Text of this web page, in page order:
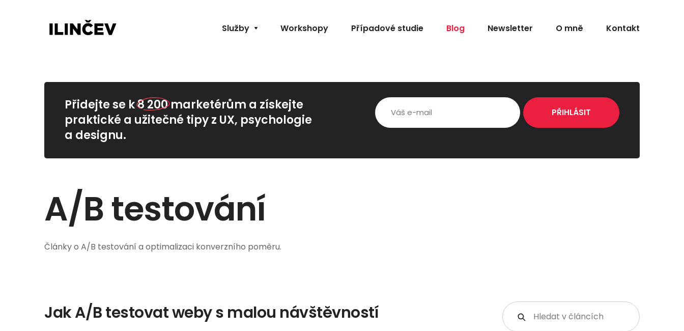
Služby Workshopy Případové studie Blog Newsletter O mně Kontakt
Přidejte se k8 200marketérům a získejte
praktické a užitečné tipy z UX, psychologie
a designu.
A/B testování
Články o A/B testování a optimalizaci konverzního poměru.
Jak A/B testovat weby s malou návštěvností